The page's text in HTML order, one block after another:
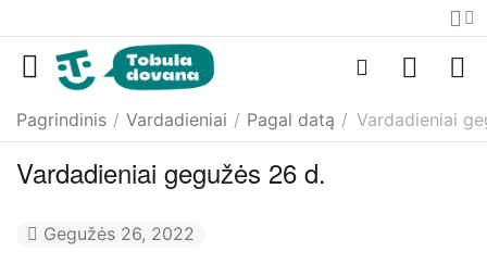
Pagrindinis / Vardadieniai / Pagal datą / Vardadieniai
Vardadieniai gegužės 26 d.
Gegužės 26, 2022